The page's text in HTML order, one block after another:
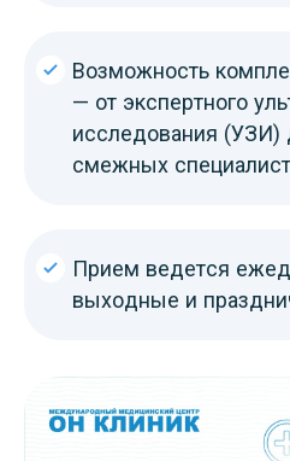
Возможность
— от экспертного
исследования (УЗИ)
смежных
Прием ведется
выходные и